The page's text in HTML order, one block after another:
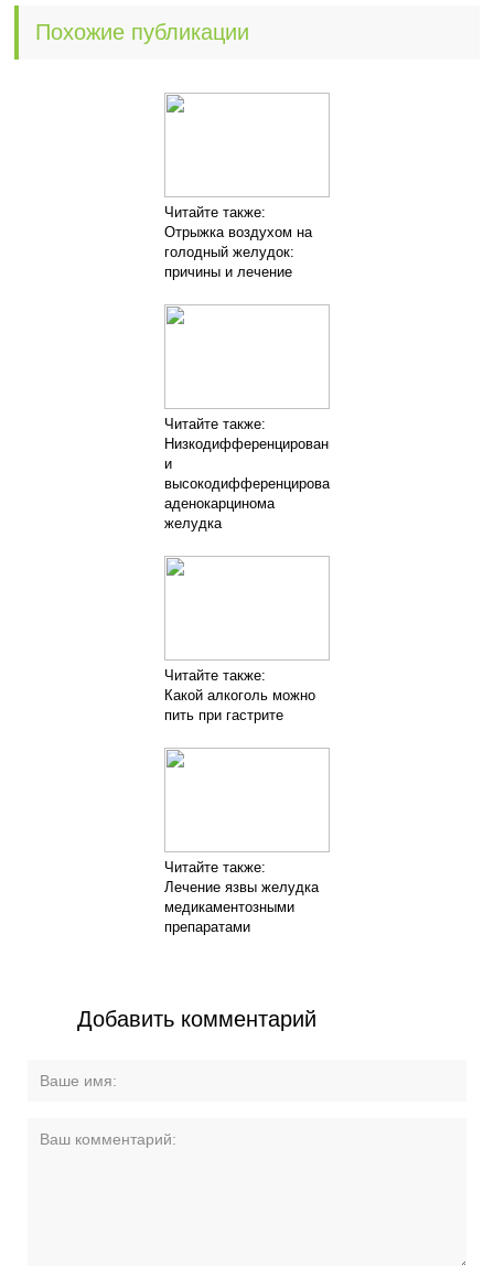
Похожие публикации
Читайте также:
Отрыжка воздухом на
голодный желудок:
причины и лечение
Читайте также:
Низкодифференцированная
и
высокодифференцированная
аденокарцинома
желудка
Читайте также:
Какой алкоголь можно
пить при гастрите
Читайте также:
Лечение язвы желудка
медикаментозными
препаратами
Добавить комментарий